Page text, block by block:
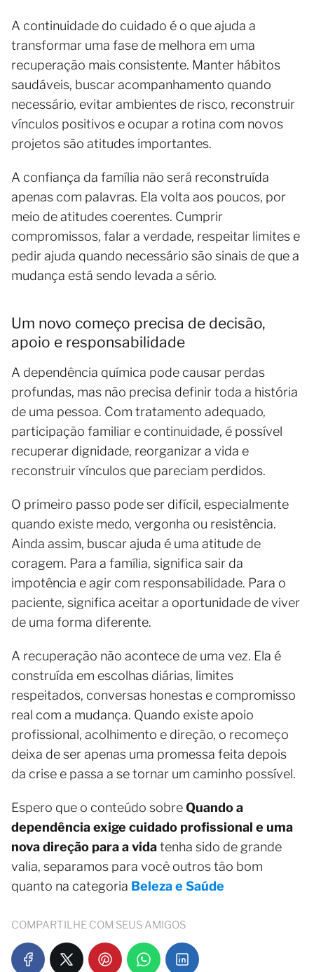
A continuidade do cuidado é o que ajuda a
transformar uma fase de melhora em uma
recuperação mais consistente. Manter hábitos
saudáveis, buscar acompanhamento quando
necessário, evitar ambientes de risco, reconstruir
vínculos positivos e ocupar a rotina com novos
projetos são atitudes importantes.
A confiança da família não será reconstruída
apenas com palavras. Ela volta aos poucos, por
meio de atitudes coerentes. Cumprir
compromissos, falar a verdade, respeitar limites e
pedir ajuda quando necessário são sinais de que a
mudança está sendo levada a sério.
Um novo começo precisa de decisão,
apoio e responsabilidade
A dependência química pode causar perdas
profundas, mas não precisa definir toda a história
de uma pessoa. Com tratamento adequado,
participação familiar e continuidade, é possível
recuperar dignidade, reorganizar a vida e
reconstruir vínculos que pareciam perdidos.
O primeiro passo pode ser difícil, especialmente
quando existe medo, vergonha ou resistência.
Ainda assim, buscar ajuda é uma atitude de
coragem. Para a família, significa sair da
impotência e agir com responsabilidade. Para o
paciente, significa aceitar a oportunidade de viver
de uma forma diferente.
A recuperação não acontece de uma vez. Ela é
construída em escolhas diárias, limites
respeitados, conversas honestas e compromisso
real com a mudança. Quando existe apoio
profissional, acolhimento e direção, o recomeço
deixa de ser apenas uma promessa feita depois
da crise e passa a se tornar um caminho possível.
Espero que o conteúdo sobreQuando a
dependência exige cuidado profissional e uma
nova direção para a vidatenha sido de grande
valia, separamos para você outros tão bom
quanto na categoria Beleza e Saúde
COMPARTILHE COM SEUS AMIGOS